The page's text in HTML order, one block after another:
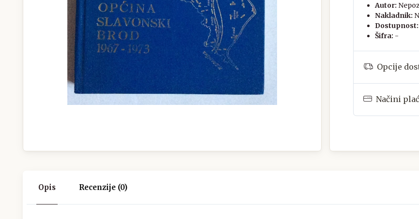
Autor:
Nakladnik:
Dostupnost:
Šifra: -
Opcije
Načini
Opis Recenzije (0)